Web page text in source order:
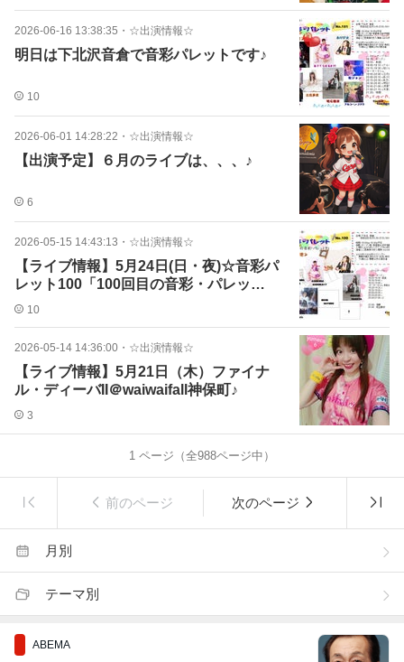
2026-06-16 13:38:35 ・ ☆出演情報☆
明日は下北沢音倉で音彩パレットです♪
10
2026-06-01 14:28:22 ・ ☆出演情報☆
【出演予定】６月のライブは、、、♪
6
2026-05-15 14:43:13 ・ ☆出演情報☆
【ライブ情報】5月24日(日・夜)☆音彩パ
レット100「100回目の音彩・パレッ
ト!!」
10
2026-05-14 14:36:00 ・ ☆出演情報☆
【ライブ情報】5月21日（木）ファイナ
ル・ディーバII＠waiwaifall神保町♪
3
1 ページ（全988ページ中）
前のページ 次のページ
月別
テーマ別
ABEMA